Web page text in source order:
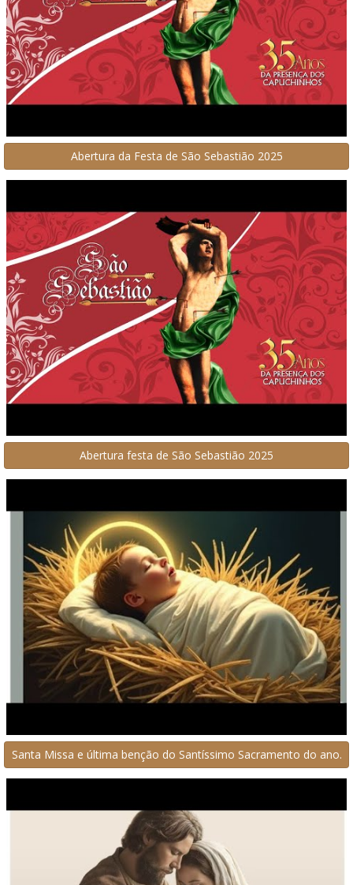
Abertura da Festa de São Sebastião 2025
Abertura festa de São Sebastião 2025
Santa Missa e última benção do Santíssimo Sacramento do ano.